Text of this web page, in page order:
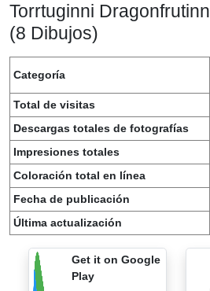
Torrtuginni
(8 Dibujos)
Categoría
Total de visitas
Descargas totales de fotografías
Impresiones totales
Coloración total en línea
Fecha de publicación
Última actualización
Get it on Google
Play